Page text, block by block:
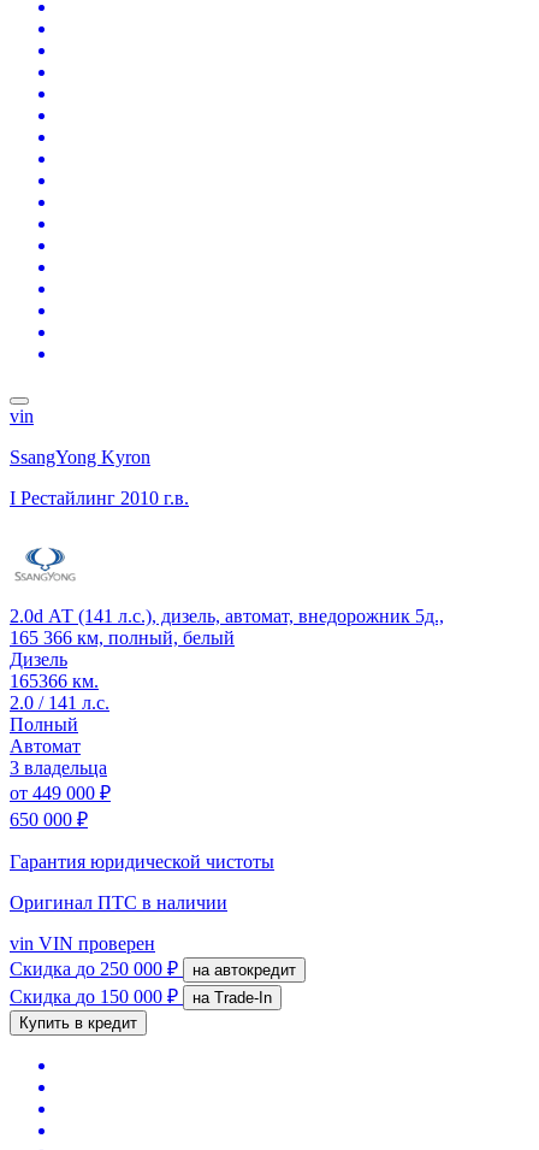
vin
SsangYong Kyron
I Рестайлинг 2010 г.в.
2.0d АТ (141 л.с.), дизель, автомат, внедорожник 5д.,
165 366 км, полный, белый
Дизель
165366 км.
2.0 / 141 л.с.
Полный
Автомат
3 владельца
от 449 000 ₽
650 000 ₽
Гарантия юридической чистоты
Оригинал ПТС в наличии
vin VIN проверен
Скидка до 250 000 ₽ на автокредит
Скидка до 150 000 ₽
на Trade-In
Купить в кредит